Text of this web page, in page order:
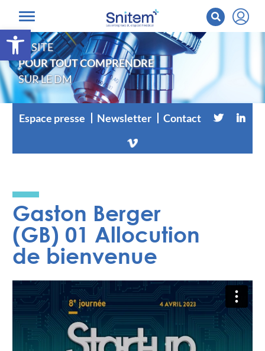
Ouvrir la barre d’outils
LE SITE
POUR TOUT COMPRENDRE
SUR LE DM
Espace presse Newsletter Contact
Gaston Berger
(GB) 01 Allocution
de bienvenue